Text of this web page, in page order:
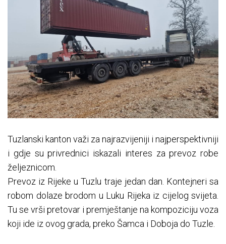
Tuzlanski kanton važi za najrazvijeniji i najperspektivniji
i gdje su privrednici iskazali interes za prevoz robe
željeznicom.
Prevoz iz Rijeke u Tuzlu traje jedan dan. Kontejneri sa
robom dolaze brodom u Luku Rijeka iz cijelog svijeta.
Tu se vrši pretovar i premještanje na kompoziciju voza
koji ide iz ovog grada, preko Šamca i Doboja do Tuzle.